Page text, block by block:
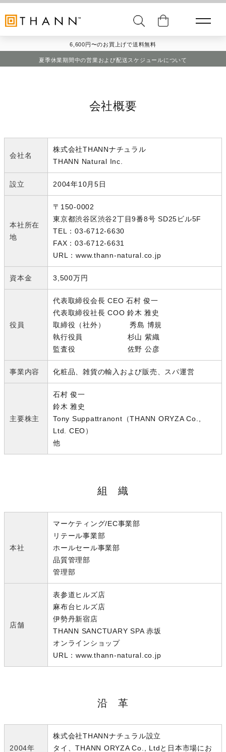
6,600円〜のお買上げで送料無料
夏季休業期間中の営業および配送スケジュールについて
会社概要
会社名
株式会社THANNナチュラル
THANN Natural Inc.
設立 2004年10月5日
本社所在
地
〒150-0002
東京都渋谷区渋谷2丁目9番8号 SD25ビル5F
TEL：03-6712-6630
FAX：03-6712-6631
URL：www.thann-natural.co.jp
資本金 3,500万円
役員
代表取締役会長 CEO 石村 俊一
代表取締役社長 COO 鈴木 雅史
取締役（社外） 秀島 博規
執行役員 杉山 紫織
監査役 佐野 公彦
事業内容 化粧品、雑貨の輸入および販売、スパ運営
主要株主
石村 俊一
鈴木 雅史
Tony Suppattranont（THANN ORYZA Co.,
Ltd. CEO）
他
組 織
本社
マーケティング/EC事業部
リテール事業部
ホールセール事業部
品質管理部
管理部
店舗
表参道ヒルズ店
麻布台ヒルズ店
伊勢丹新宿店
THANN SANCTUARY SPA 赤坂
オンラインショップ
URL：www.thann-natural.co.jp
沿 革
2004年
株式会社THANNナチュラル設立
タイ、THANN ORYZA Co., Ltdと日本市場にお